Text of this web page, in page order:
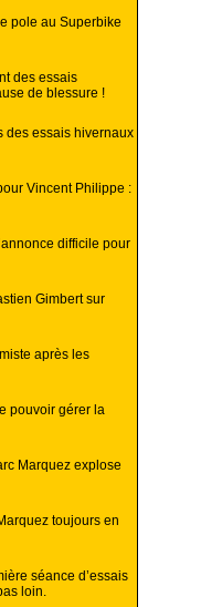
pole au Superbike
des essais
de blessure !
des essais hivernaux
Vincent Philippe :
difficile pour
Gimbert sur
après les
pouvoir gérer la
Marquez explose
toujours en
séance d’essais
loin.